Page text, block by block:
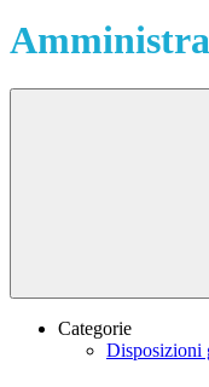
Categorie
Disposizioni